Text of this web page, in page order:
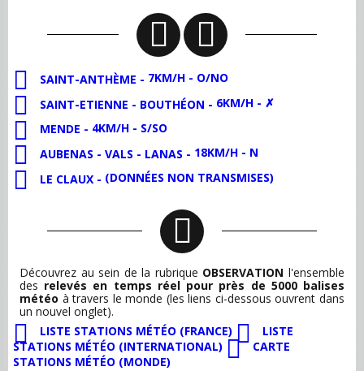
SAINT-ANTHÈME - 7KM/H - O/NO
SAINT-ETIENNE - BOUTHÉON - 6KM/H - ✗
MENDE - 4KM/H - S/SO
AUBENAS - VALS - LANAS - 18KM/H - N
LE CLAUX - (DONNÉES NON TRANSMISES)
Découvrez au sein de la rubrique OBSERVATION l'ensemble
des relevés en temps réel pour près de 5000 balises
météo à travers le monde (les liens ci-dessous ouvrent dans
un nouvel onglet).
LISTE STATIONS MÉTÉO (FRANCE)
LISTE
STATIONS MÉTÉO (INTERNATIONAL)
CARTE
STATIONS MÉTÉO (MONDE)